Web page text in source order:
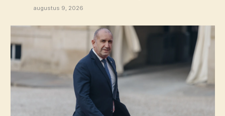
augustus 9, 2026